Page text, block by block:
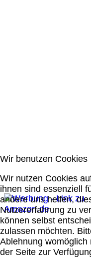
Wir benutzen Cookies
Wir nutzen Cookies
ihnen sind essenziell
andere uns helfen,
Nutzererfahrung zu
können selbst
zulassen möchten.
Ablehnung womöglich
der Seite zur